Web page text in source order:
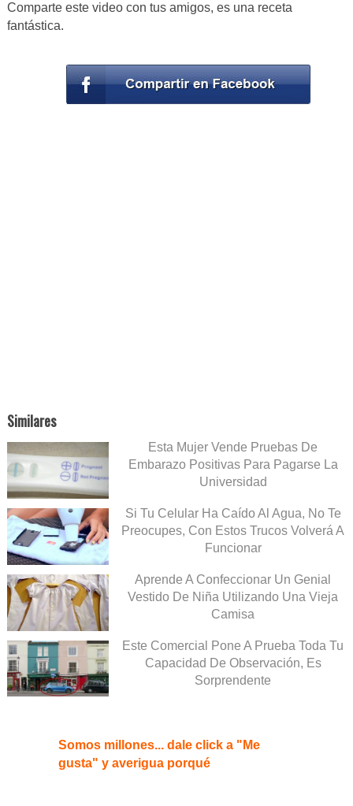
Comparte este video con tus amigos, es una receta
fantástica.
Similares
Esta Mujer Vende Pruebas De
Embarazo Positivas Para Pagarse La
Universidad
Si Tu Celular Ha Caído Al Agua, No Te
Preocupes, Con Estos Trucos Volverá A
Funcionar
Aprende A Confeccionar Un Genial
Vestido De Niña Utilizando Una Vieja
Camisa
Este Comercial Pone A Prueba Toda Tu
Capacidad De Observación, Es
Sorprendente
Somos millones... dale click a "Me
gusta" y averigua porqué